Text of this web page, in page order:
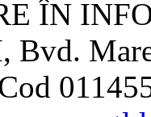
ÎN
Bvd.